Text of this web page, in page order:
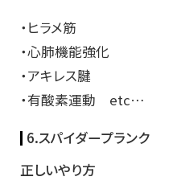
・ヒラメ筋
・心肺機能強化
・アキレス腱
・有酸素運動 etc…
6.スパイダープランク
正しいやり方